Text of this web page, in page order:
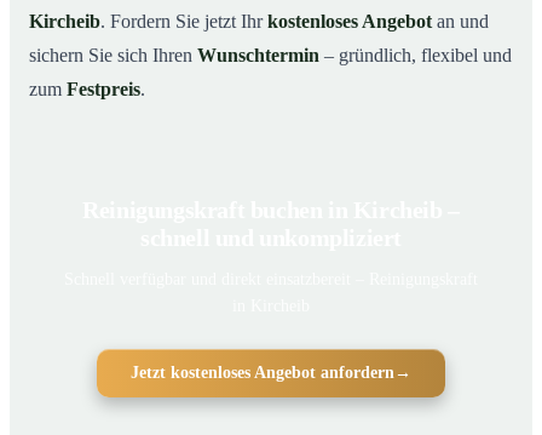
Kircheib. Fordern Sie jetzt Ihrkostenloses Angebot an und
sichern Sie sich Ihren Wunschtermin – gründlich, flexibel und
zum Festpreis.
Jetzt kostenloses Angebot anfordern→